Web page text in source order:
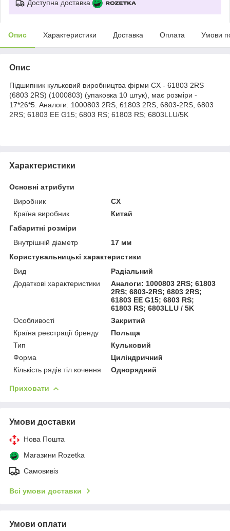
Доступна доставка
Опис Характеристики Доставка Оплата Умови
Опис
Підшипник кульковий виробництва фірми CX - 61803 2RS ​​
(6803 2RS) (1000803) (упаковка 10 штук), має розміри -
17*26*5. Аналоги: 1000803 2RS; 61803 2RS; 6803-2RS; 6803
2RS; 61803 EE G15; 6803 RS; 61803 RS; 6803LLU/5K
Характеристики
Основні атрибути
Виробник
CX
Країна виробник
Китай
Габаритні розміри
Внутрішній діаметр
17 мм
Користувальницькі характеристики
Вид
Радіальний
Додаткові характеристики
Аналоги: 1000803 2RS; 61803
2RS; 6803-2RS; 6803 2RS;
61803 EE G15; 6803 RS;
61803 RS; 6803LLU / 5K
Особливості
Закритий
Країна реєстрації бренду
Польща
Тип
Кульковий
Форма
Циліндричний
Кількість рядів тіл кочення
Однорядний
Приховати
Умови доставки
Нова Пошта
Магазини Rozetka
Самовивіз
Всі умови доставки
Умови оплати